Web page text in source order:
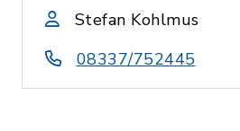
Stefan Kohlmus
08337/752445